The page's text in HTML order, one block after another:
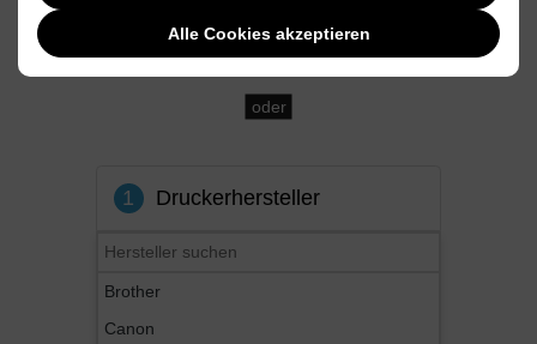
oder
1 Druckerhersteller
Brother
Canon
Alle Cookies akzeptieren